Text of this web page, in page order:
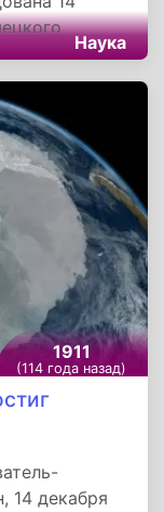
вскрылся
рождение
Наука
1911
(114 года назад)
14 декабря